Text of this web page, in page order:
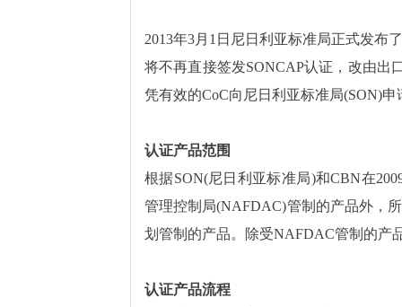
2013年3月1日尼日利亚标准局正式发布
将不再直接签发SONCAP认证，改由出
凭有效的CoC向尼日利亚标准局(SON)申
认证产品范围
根据SON(尼日利亚标准局)和CBN在
管理控制局(NAFDAC)管制的产品外，
划管制的产品。除受NAFDAC管制的产
认证产品流程